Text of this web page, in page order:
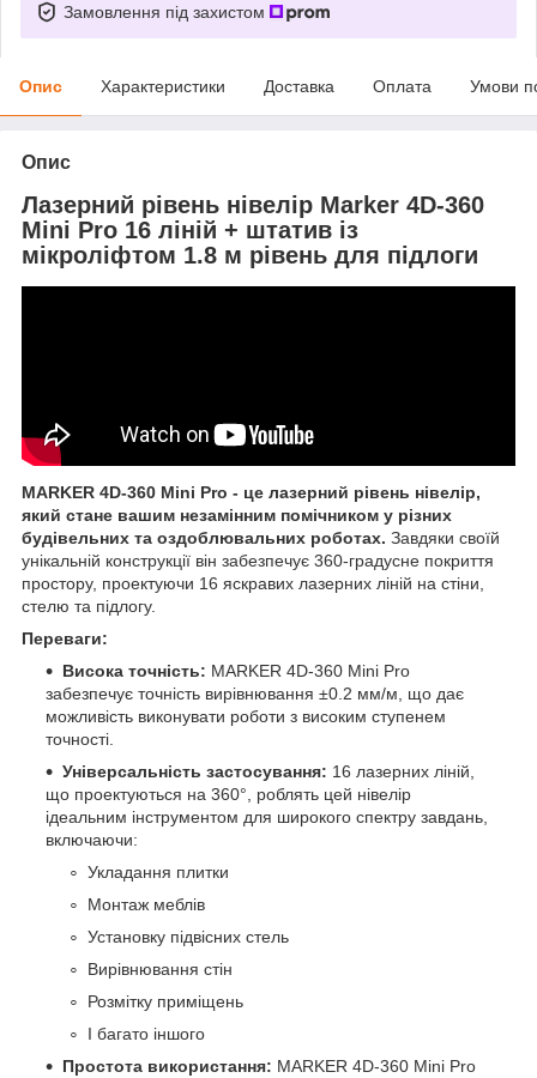
Замовлення під захистом
Опис Характеристики Доставка Оплата Умови
Опис
Лазерний рівень нівелір Marker 4D-360
Mini Pro 16 ліній + штатив із
мікроліфтом 1.8 м рівень для підлоги
MARKER 4D-360 Mini Pro - це лазерний рівень нівелір,
який стане вашим незамінним помічником у різних
будівельних та оздоблювальних роботах. Завдяки своїй
унікальній конструкції він забезпечує 360-градусне покриття
простору, проектуючи 16 яскравих лазерних ліній на стіни,
стелю та підлогу.
Переваги:
Висока точність: MARKER 4D-360 Mini Pro
забезпечує точність вирівнювання ±0.2 мм/м, що дає
можливість виконувати роботи з високим ступенем
точності.
Універсальність застосування: 16 лазерних ліній,
що проектуються на 360°, роблять цей нівелір
ідеальним інструментом для широкого спектру завдань,
включаючи:
Укладання плитки
Монтаж меблів
Установку підвісних стель
Вирівнювання стін
Розмітку приміщень
І багато іншого
Простота використання: MARKER 4D-360 Mini Pro